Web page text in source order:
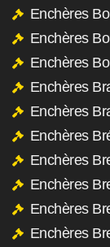
Enchères
Enchères
Enchères
Enchères
Enchères
Enchères
Enchères
Enchères
Enchères
Enchères